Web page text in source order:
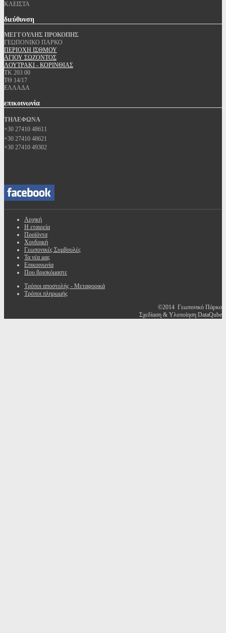
ΚΛΕΙΣΤΑ
διεύθυνση
ΜΕΓΓΟΥΛΗΣ ΠΡΟΚΟΠΗΣ
ΓΕΩΠΟΝΙΚΟ ΠΑΡΚΟ
ΠΕΡΙΟΧΗ ΙΣΘΜΟΥ
ΑΓΙΟΥ ΣΩΖΟΝΤΟΣ
ΛΟΥΤΡΑΚΙ - ΚΟΡΙΝΘΙΑΣ
ΤΚ 203 00
ΤΘ 14/17
ΕΛΛΑΔΑ
επικοινωνία
ΤΗΛΕΦΩΝΑ
+30 27410 48611
+30 27410 48621
+30 27410 49302
Αρχική
Η εταιρεία
Προϊόντα
Χονδρική
Γεωπονικές Συμβουλές
Τα νέα μας
Επικοινωνία
Που βρισκόμαστε
Τρόποι αποστολής - Μεταφορικά
Τρόποι πληρωμής
©2014 Γεωπονικό Πάρκο
Σχεδίαση & Υλοποίηση DataQube